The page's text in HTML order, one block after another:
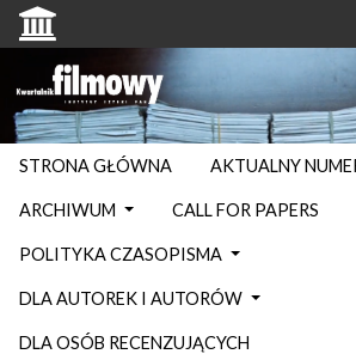
STRONA GŁÓWNA AKTUALNY
ARCHIWUM CALL FOR PAPERS
POLITYKA CZASOPISMA
DLA AUTOREK I AUTORÓW
DLA OSÓB RECENZUJĄCYCH